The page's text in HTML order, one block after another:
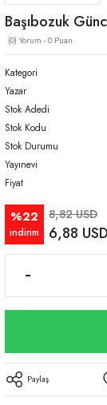
Başıbozuk
(0) Yorum - 0 Puan
Kategori
Yazar
Stok Adedi
Stok Kodu
Stok Durumu
Yayınevi
Fiyat
%22
indirim
8,82 USD
6,88 USD
Paylaş